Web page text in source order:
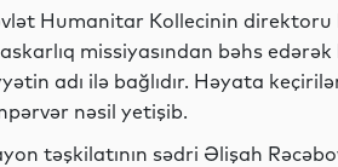
Humanitar Kollecinin direktoru
missiyasından bəhs
adı ilə bağlıdır. Həyata
nəsil yetişib.
təşkilatının sədri Əlişah